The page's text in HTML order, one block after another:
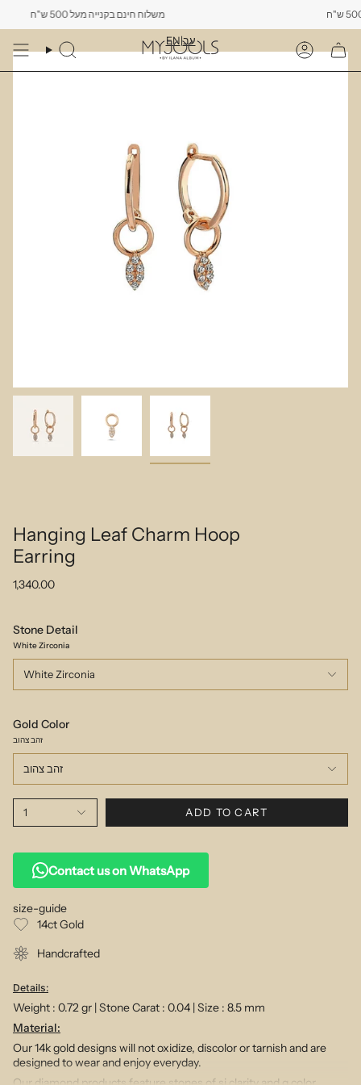
Search
Account
משלוח חינם בקנייה מעל 500 ש"ח
EN|עב
Hanging Leaf Charm Hoop
Earring
1,340.00
Stone Detail
White Zirconia
White Zirconia
Gold Color
זהב צהוב
זהב צהוב
1 ADD TO CART
Contact us on WhatsApp
size-guide
14ct Gold
Handcrafted
Details:
Weight : 0.72 gr | Stone Carat : 0.04 | Size : 8.5 mm
Material:
Our 14k gold designs will not oxidize, discolor or tarnish and are
designed to wear and enjoy everyday.